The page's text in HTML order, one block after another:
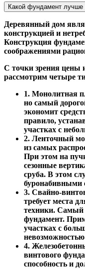
Какой фундамент лучше
Деревянный дом
конструкцией и
Конструкция
соображениями
С точки зрения цены
рассмотрим четыре
1. Монолитная
но самый
экономит
правило,
участках с
2. Ленточный
из самых
При этом на
сезонные
сруба. В этом
буронабивными
3. Свайно-
требует места
техники. Самый
фундамент.
участках с
4.
винтового
способность и